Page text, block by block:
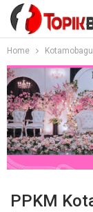
Home Kotamobagu
PPKM